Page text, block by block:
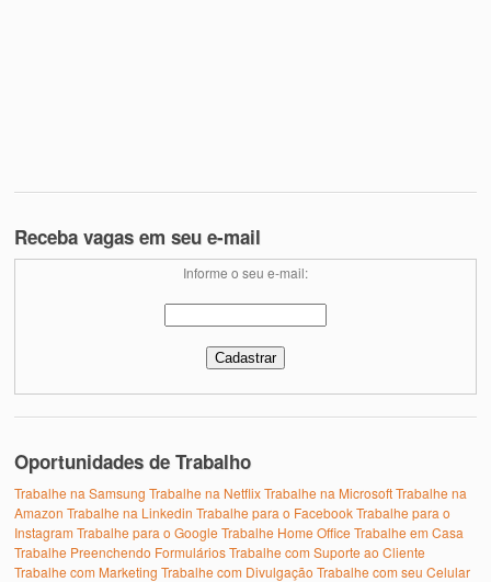
Receba vagas em seu e-mail
Informe o seu e-mail:
Oportunidades de Trabalho
Trabalhe na Samsung Trabalhe na NetflixTrabalhe na MicrosoftTrabalhe na
Amazon Trabalhe na Linkedin Trabalhe para o FacebookTrabalhe para o
Instagram Trabalhe para o Google Trabalhe Home Office Trabalhe em Casa
Trabalhe Preenchendo FormuláriosTrabalhe com Suporte ao Cliente
Trabalhe com Marketing Trabalhe com Divulgação Trabalhe com seu Celular